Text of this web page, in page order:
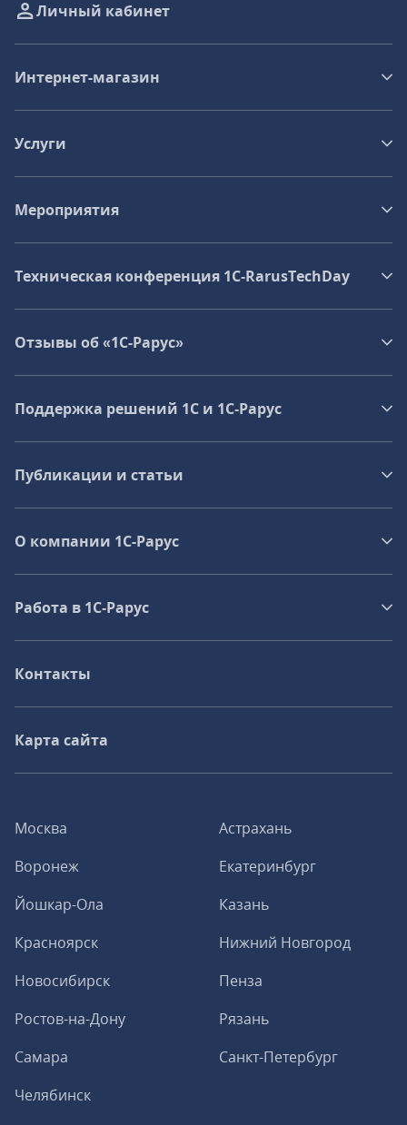
Москва
Астрахань
Воронеж
Екатеринбург
Йошкар-Ола
Казань
Красноярск
Нижний Новгород
Новосибирск
Пенза
Ростов-на-Дону
Рязань
Самара
Санкт-Петербург
Челябинск
Личный кабинет
Интернет-магазин
Услуги
Мероприятия
Техническая конференция 1C‑RarusTechDay
Отзывы об «1С-Рарус»
Поддержка решений 1С и 1С‑Рарус
Публикации и статьи
О компании 1C-Рарус
Работа в 1С‑Рарус
Контакты
Карта сайта